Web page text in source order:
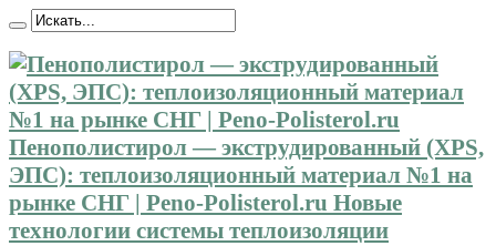
Пенополистирол — экструдированный (XPS,
ЭПС): теплоизоляционный материал №1 на
рынке СНГ | Peno-Polisterol.ru Новые
технологии системы теплоизоляции